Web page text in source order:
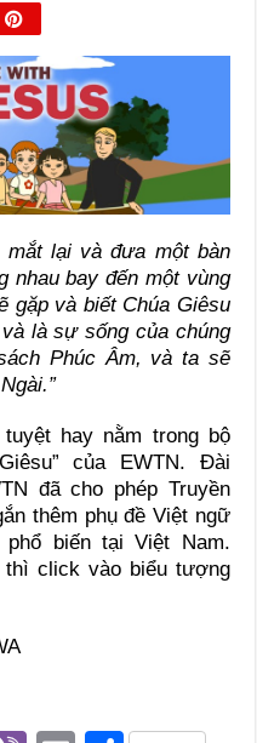
mắt lại và đưa một bàn
nhau bay đến một vùng
gặp và biết Chúa Giêsu
là sự sống của chúng
Phúc Âm, và ta sẽ
hay nằm trong bộ
của EWTN. Đài
đã cho phép Truyền
thêm phụ đề Việt ngữ
biến tại Việt Nam.
thì click vào biểu tượng